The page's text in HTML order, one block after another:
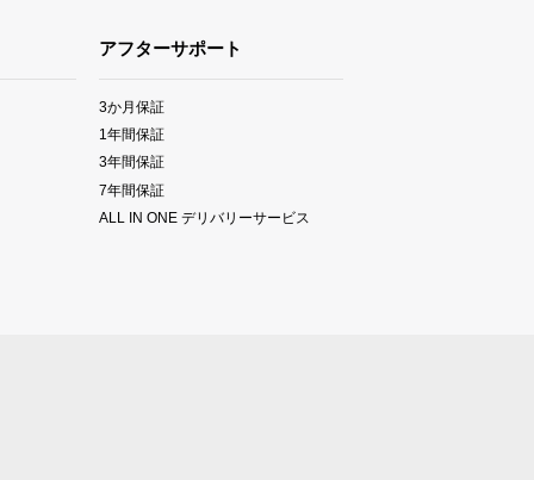
アフターサポート
3か月保証
1年間保証
3年間保証
7年間保証
ALL IN ONE デリバリーサービス